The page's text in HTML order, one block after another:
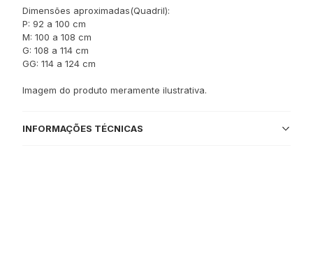
Dimensões aproximadas(Quadril):
P: 92 a 100 cm
M: 100 a 108 cm
G: 108 a 114 cm
GG: 114 a 124 cm
Imagem do produto meramente ilustrativa.
INFORMAÇÕES TÉCNICAS